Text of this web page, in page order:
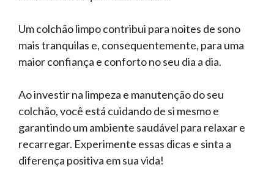
Um colchão limpo contribui para noites de sono
mais tranquilas e, consequentemente, para uma
maior confiança e conforto no seu dia a dia.
Ao investir na limpeza e manutenção do seu
colchão, você está cuidando de si mesmo e
garantindo um ambiente saudável para relaxar e
recarregar. Experimente essas dicas e sinta a
diferença positiva em sua vida!